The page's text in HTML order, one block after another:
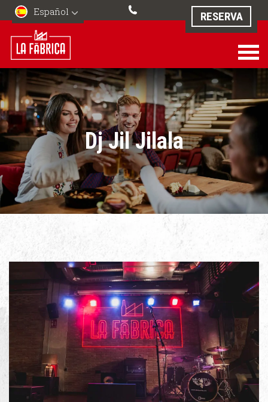
Español RESERVA
Dj Jil Jilala